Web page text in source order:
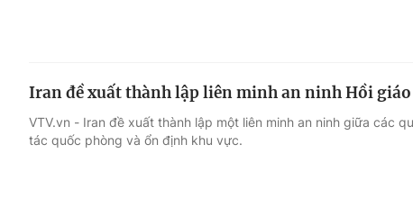
Iran đề xuất thành lập liên minh an ninh Hồi giáo
VTV.vn - Iran đề xuất thành lập một liên minh an ninh giữa các
tác quốc phòng và ổn định khu vực.